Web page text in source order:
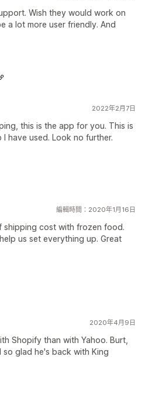
Wish they would work on
a lot more user friendly. And
2022年2月7日
this is the app for you. This is
have used. Look no further.
編輯時間：2020年1月16日
shipping cost with frozen food.
us set everything up. Great
2020年4月9日
Shopify than with Yahoo. Burt,
so glad he's back with King